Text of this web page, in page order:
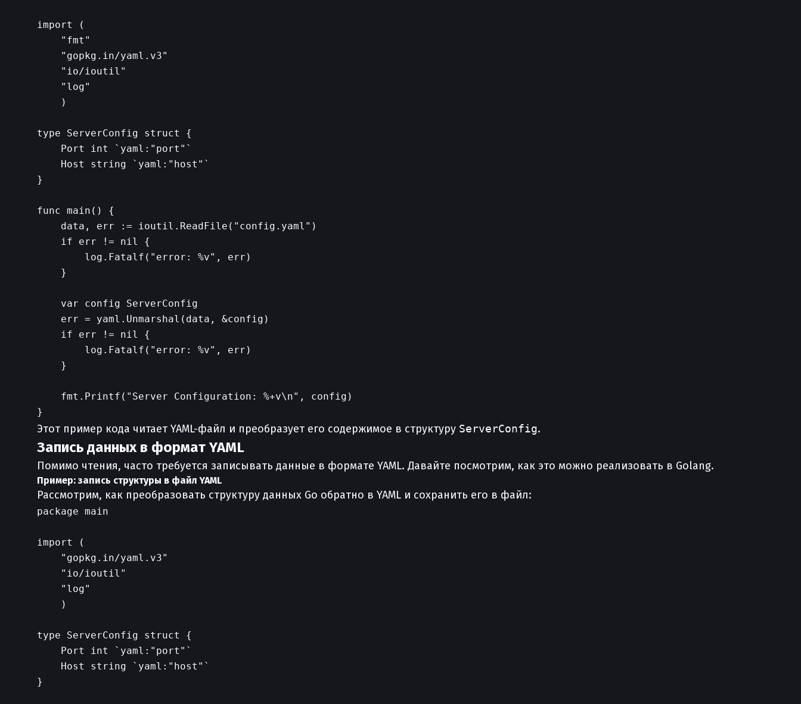
import (
    "fmt"
    "gopkg.in/yaml.v3"
    "io/ioutil"
    "log"
    )
type ServerConfig struct {
    Port int `yaml:"port"`
    Host string `yaml:"host"`
}
func main() {
    data, err := ioutil.ReadFile("config.yaml")
    if err != nil {
        log.Fatalf("error: %v", err)
    }
    var config ServerConfig
    err = yaml.Unmarshal(data, &config)
    if err != nil {
        log.Fatalf("error: %v", err)
    }
    fmt.Printf("Server Configuration: %+v\n", config)
Этот пример кода читает YAML-файл и преобразует его содержимое в структуру ServerConfig.
Запись данных в формат YAML
Помимо чтения, часто требуется записывать данные в формате YAML. Давайте посмотрим, как это можно реализовать в Golang.
Пример: запись структуры в файл YAML
Рассмотрим, как преобразовать структуру данных Go обратно в YAML и сохранить его в файл:
package main
import (
    "gopkg.in/yaml.v3"
    "io/ioutil"
    "log"
    )
type ServerConfig struct {
    Port int `yaml:"port"`
    Host string `yaml:"host"`
}